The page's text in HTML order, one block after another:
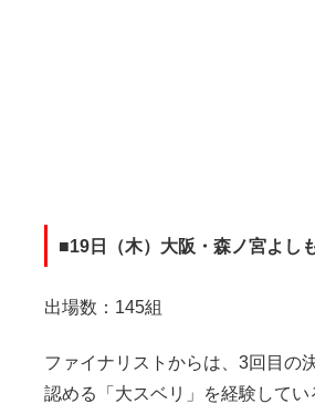
■19日（木）大阪・森ノ宮よし
出場数：145組
ファイナリストからは、3回目の
認める「大スベリ」を経験して